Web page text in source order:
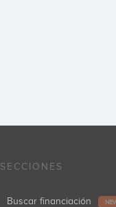
SECCIONES
Buscar financiación